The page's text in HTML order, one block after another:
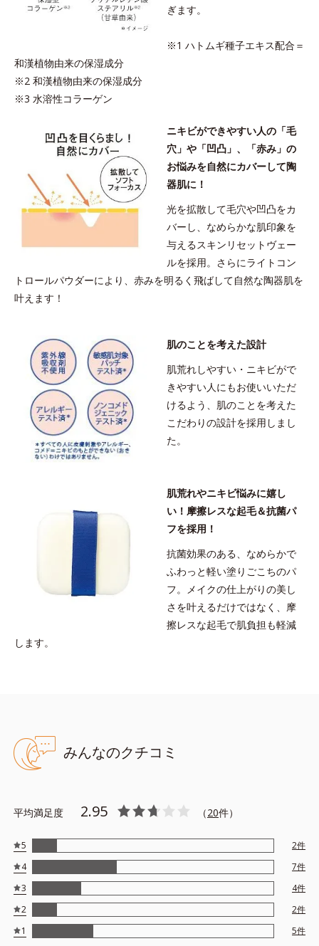
ン）クロスポリマー、メタクリル酸メチルクロスポリマー＊5炭酸Ｃ
ａ＊6ヒアルロン酸Ｎａ＊7ジメチコン、水添パーム核油、ヘキサヒ
ドロキシステアリン酸ジペンタエリスリチル、イソステアリン酸水
添ヒマシ油、トリ（カプリル酸／カプリン酸／ミリスチン酸／ステ
アリン酸）グリセリル、トリエチルヘキサノイン、マイカ＊8ハトム
ギ種子エキス＊9ドクダミエキス＊10水溶性コラーゲン＊11酸化チ
タン
※ノンコメドジェニックテスト済＝すべての人にコメド（ニキビの
もと）ができないというわけではありません。
ぎます。
※1 ハトムギ種子エキス配合＝
和漢植物由来の保湿成分
※2 和漢植物由来の保湿成分
※3 水溶性コラーゲン
ニキビができやすい人の「毛
穴」や「凹凸」、「赤み」の
お悩みを自然にカバーして陶
器肌に！
光を拡散して毛穴や凹凸をカ
バーし、なめらかな肌印象を
与えるスキンリセットヴェー
ルを採用。さらにライトコン
トロールパウダーにより、赤みを明るく飛ばして自然な陶器肌を
叶えます！
肌のことを考えた設計
肌荒れしやすい・ニキビがで
きやすい人にもお使いいただ
けるよう、肌のことを考えた
こだわりの設計を採用しまし
た。
肌荒れやニキビ悩みに嬉し
い！摩擦レスな起毛＆抗菌パ
フを採用！
抗菌効果のある、なめらかで
ふわっと軽い塗りごこちのパ
フ。メイクの仕上がりの美し
さを叶えるだけではなく、摩
擦レスな起毛で肌負担も軽減
します。
みんなのクチコミ
平均満足度 2.95 （20件）
5 2件
4
7件
3
4件
2
2件
1
5件